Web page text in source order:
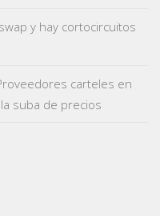
y hay cortocircuitos
carteles en
suba de precios